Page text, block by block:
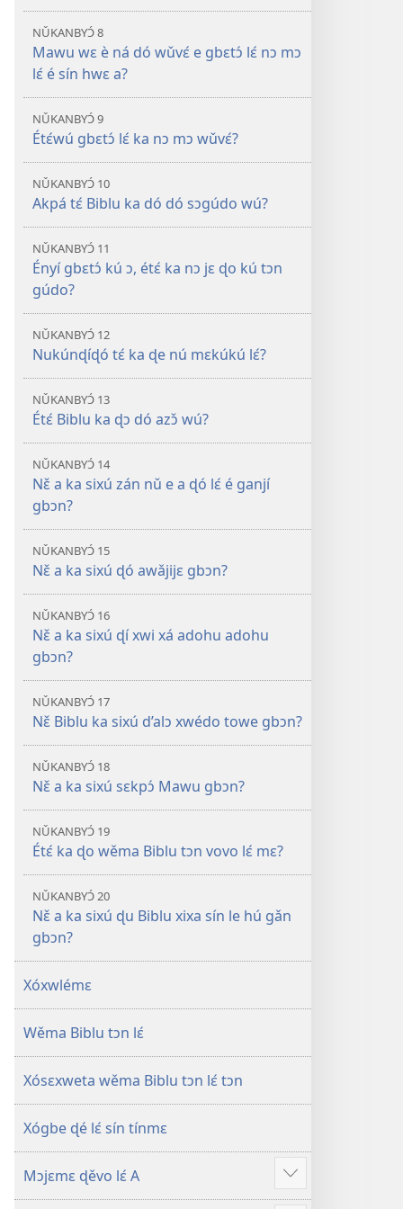
NǓKANBYƆ́ 8
Mawu wɛ è ná dó wǔvɛ́ e gbɛtɔ́ lɛ́ nɔ mɔ
lɛ́ é sín hwɛ a?
NǓKANBYƆ́ 9
Étɛ́wú gbɛtɔ́ lɛ́ ka nɔ mɔ wǔvɛ́?
NǓKANBYƆ́ 10
Akpá tɛ́ Biblu ka dó dó sɔgúdo wú?
NǓKANBYƆ́ 11
Ényí gbɛtɔ́ kú ɔ, étɛ́ ka nɔ jɛ ɖo kú tɔn
gúdo?
NǓKANBYƆ́ 12
Nukúnɖíɖó tɛ́ ka ɖe nú mɛkúkú lɛ́?
NǓKANBYƆ́ 13
Étɛ́ Biblu ka ɖɔ dó azɔ̌ wú?
NǓKANBYƆ́ 14
Nɛ̌ a ka sixú zán nǔ e a ɖó lɛ́ é ganjí
gbɔn?
NǓKANBYƆ́ 15
Nɛ̌ a ka sixú ɖó awǎjijɛ gbɔn?
NǓKANBYƆ́ 16
Nɛ̌ a ka sixú ɖí xwi xá adohu adohu
gbɔn?
NǓKANBYƆ́ 17
Nɛ̌ Biblu ka sixú d’alɔ xwédo towe gbɔn?
NǓKANBYƆ́ 18
Nɛ̌ a ka sixú sɛkpɔ́ Mawu gbɔn?
NǓKANBYƆ́ 19
Étɛ́ ka ɖo wěma Biblu tɔn vovo lɛ́ mɛ?
NǓKANBYƆ́ 20
Nɛ̌ a ka sixú ɖu Biblu xixa sín le hú gǎn
gbɔn?
Xóxwlémɛ
Wěma Biblu tɔn lɛ́
Xósɛxweta wěma Biblu tɔn lɛ́ tɔn
Xógbe ɖé lɛ́ sín tínmɛ
Mɔjɛmɛ ɖěvo lɛ́ A
Xlɛ́
nǔ